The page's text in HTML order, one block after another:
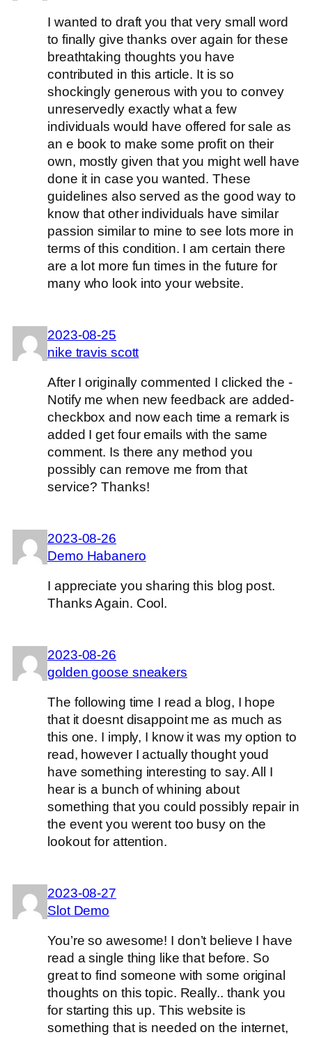
I wanted to draft you that very small word
to finally give thanks over again for these
breathtaking thoughts you have
contributed in this article. It is so
shockingly generous with you to convey
unreservedly exactly what a few
individuals would have offered for sale as
an e book to make some profit on their
own, mostly given that you might well have
done it in case you wanted. These
guidelines also served as the good way to
know that other individuals have similar
passion similar to mine to see lots more in
terms of this condition. I am certain there
are a lot more fun times in the future for
many who look into your website.
2023-08-25
nike travis scott
After I originally commented I clicked the -
Notify me when new feedback are added-
checkbox and now each time a remark is
added I get four emails with the same
comment. Is there any method you
possibly can remove me from that
service? Thanks!
2023-08-26
Demo Habanero
I appreciate you sharing this blog post.
Thanks Again. Cool.
2023-08-26
golden goose sneakers
The following time I read a blog, I hope
that it doesnt disappoint me as much as
this one. I imply, I know it was my option to
read, however I actually thought youd
have something interesting to say. All I
hear is a bunch of whining about
something that you could possibly repair in
the event you werent too busy on the
lookout for attention.
2023-08-27
Slot Demo
You’re so awesome! I don’t believe I have
read a single thing like that before. So
great to find someone with some original
thoughts on this topic. Really.. thank you
for starting this up. This website is
something that is needed on the internet,